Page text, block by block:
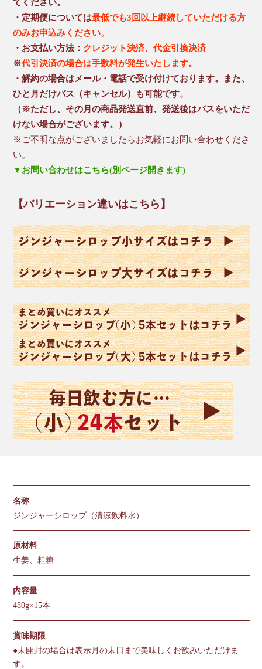
てください。
・定期便については最低でも3回以上継続していただける方
のみお申込みください。
・お支払い方法： クレジット決済、代金引換決済
※代引決済の場合は手数料が発生いたします。
・解約の場合はメール・電話で受け付けております。また、
ひと月だけパス（キャンセル）も可能です。
（※ただし、その月の商品発送直前、発送後はパスをいただ
けない場合がございます。）
※ご不明な点がございましたらお気軽にお問い合わせくださ
い。
▼お問い合わせはこちら(別ページ開きます)
【バリエーション違いはこちら】
名称
ジンジャーシロップ（清涼飲料水）
原材料
生姜、粗糖
内容量
480g×15本
賞味期限
●未開封の場合は表示月の末日まで美味しくお飲みいただけま
す。